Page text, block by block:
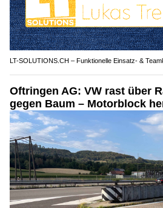
LT-SOLUTIONS.CH – Funktionelle Einsatz- &
Oftringen AG: VW rast über
gegen Baum – Motorblock